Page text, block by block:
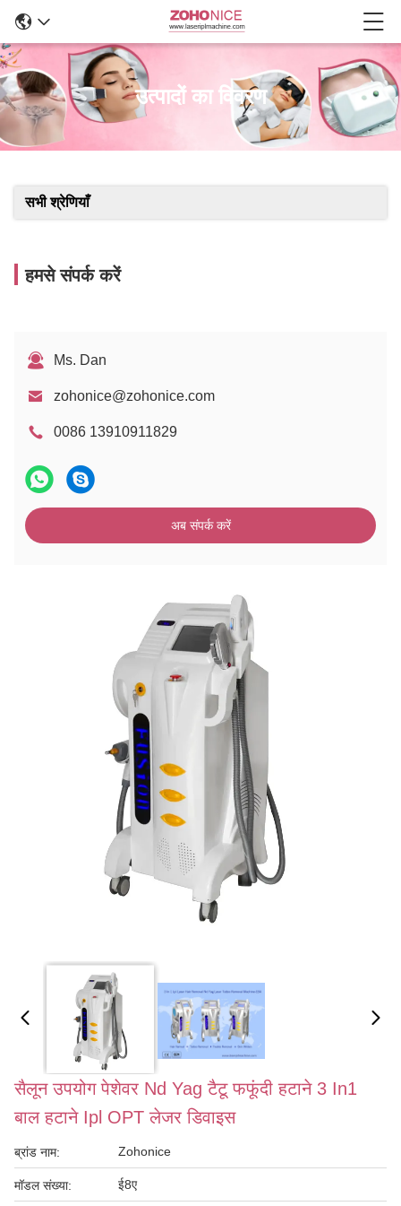
उत्पादों का विवरण
सभी श्रेणियाँ
हमसे संपर्क करें
Ms. Dan
zohonice@zohonice.com
0086 13910911829
अब संपर्क करें
सैलून उपयोग पेशेवर Nd Yag टैटू फफूंदी हटाने 3 In1
बाल हटाने Ipl OPT लेजर डिवाइस
ब्रांड नाम: Zohonice
मॉडल संख्या: ई8ए